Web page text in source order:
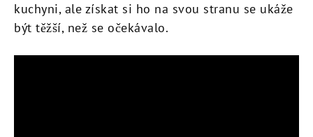
kuchyni, ale získat si ho na svou stranu se ukáže
být těžší, než se očekávalo.